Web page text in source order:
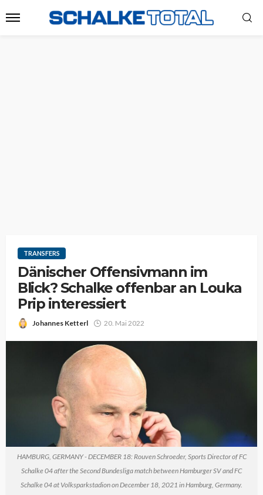
TRANSFERS
Dänischer Offensivmann im
Blick? Schalke offenbar an Louka
Prip interessiert
Johannes Ketterl 20. Mai 2022
HAMBURG, GERMANY - DECEMBER 18: Rouven Schroeder, Sports Director of FC
Schalke 04 after the Second Bundesliga match between Hamburger SV and FC
Schalke 04 at Volksparkstadion on December 18, 2021 in Hamburg, Germany.